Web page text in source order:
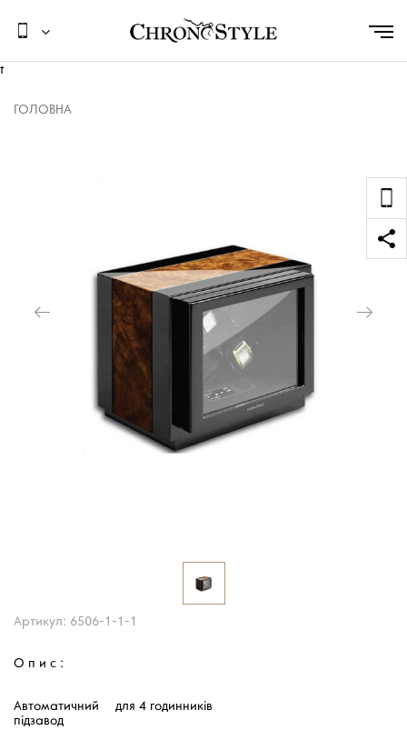
t
ГОЛОВНА
Артикул: 6506-1-1-1
Опис:
Автоматичний
підзавод
для 4 годинників